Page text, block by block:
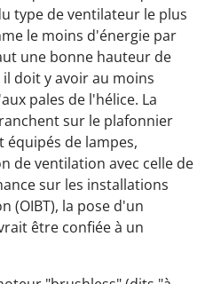
type de ventilateur le plus
le moins d'énergie par
une bonne hauteur de
doit y avoir au moins
pales de l'hélice. La
sur le plafonnier
de lampes,
de ventilation avec celle de
sur les installations
(OIBT), la pose d'un
être confiée à un